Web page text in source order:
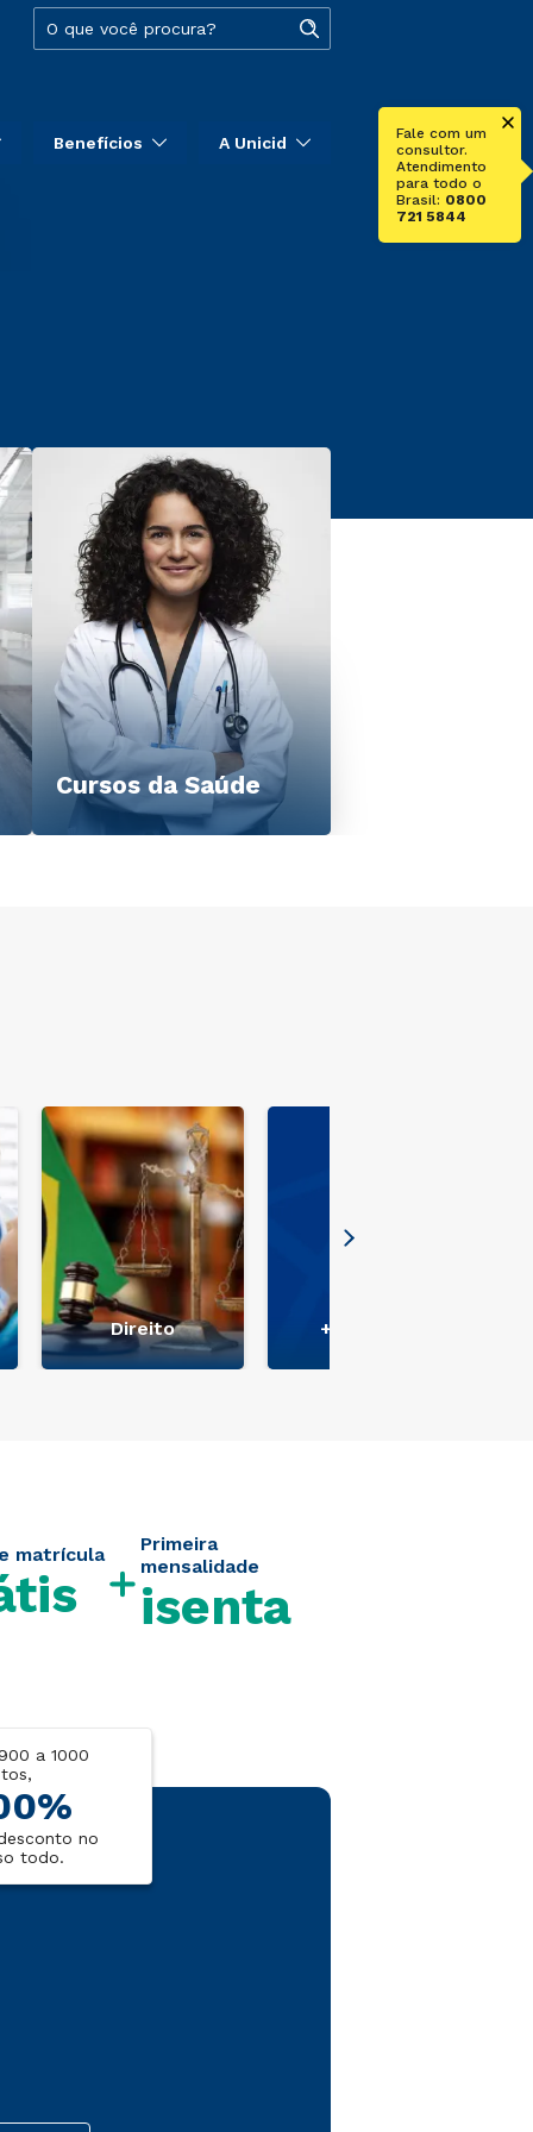
Benefícios A Unicid
Fale com um
consultor.
Atendimento
para todo o
Brasil: 0800
721 5844
Cursos da Saúde
Direito + Ver mais
matrícula
Primeira
mensalidade
isenta
a 1000
no
todo.